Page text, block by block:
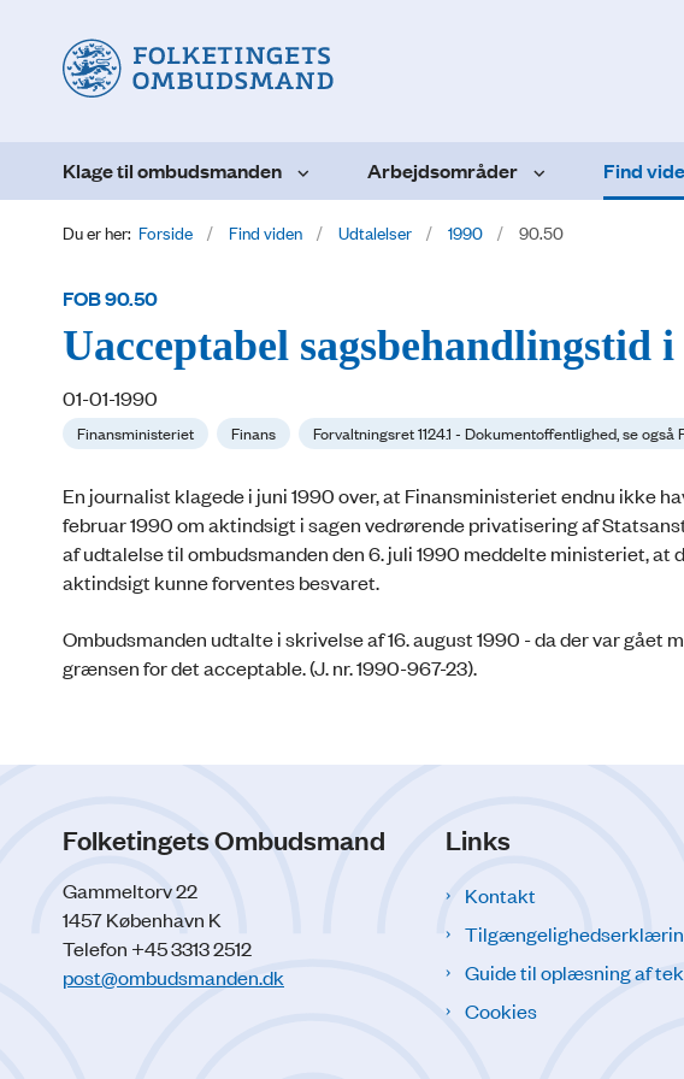
Klage til ombudsmanden Arbejdsområder Find
Du er her: Forside Find viden Udtalelser 1990 90.50
FOB 90.50
Uacceptabel sagsbehandlingstid
01-01-1990
Finansministeriet Finans Forvaltningsret 1124.1 - Dokumentoffentlighed, se også
En journalist klagede i juni 1990 over, at Finansministeriet endnu ikke
februar 1990 om aktindsigt i sagen vedrørende privatisering af
af udtalelse til ombudsmanden den 6. juli 1990 meddelte ministeriet, at
aktindsigt kunne forventes besvaret.
Ombudsmanden udtalte i skrivelse af 16. august 1990 - da der var
grænsen for det acceptable. (J. nr. 1990-967-23).
Folketingets Ombudsmand
Gammeltorv 22
1457 København K
Telefon +45 3313 2512
post@ombudsmanden.dk
Links
Kontakt
Guide til oplæsning af
Cookies